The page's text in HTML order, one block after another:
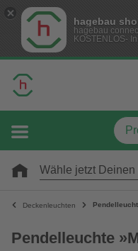
hagebau
hagebau
KOSTENLOS-
Wähle jetzt Deinen
Deckenleuchten
Pendelleuchte